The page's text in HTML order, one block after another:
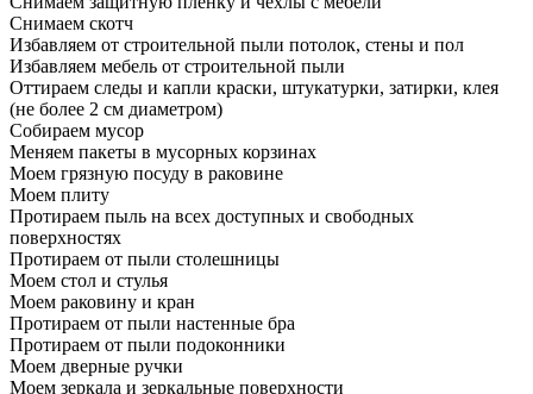
Снимаем скотч
Избавляем от строительной пыли потолок, стены и пол
Избавляем мебель от строительной пыли
Оттираем следы и капли краски, штукатурки, затирки, клея
(не более 2 см диаметром)
Собираем мусор
Меняем пакеты в мусорных корзинах
Моем грязную посуду в раковине
Моем плиту
Протираем пыль на всех доступных и свободных
поверхностях
Протираем от пыли столешницы
Моем стол и стулья
Моем раковину и кран
Протираем от пыли настенные бра
Протираем от пыли подоконники
Моем дверные ручки
Моем зеркала и зеркальные поверхности